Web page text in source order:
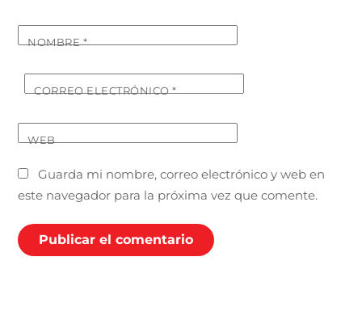
NOMBRE*
CORREO ELECTRÓNICO*
WEB
Guarda mi nombre, correo electrónico y web en
este navegador para la próxima vez que comente.